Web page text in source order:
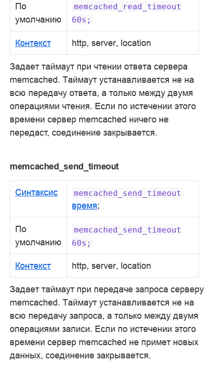
По
умолчанию
memcached_read_timeout
60s;
Контекст http, server, location
Задает таймаут при чтении ответа сервера
memcached. Таймаут устанавливается не на
всю передачу ответа, а только между двумя
операциями чтения. Если по истечении этого
времени сервер memcached ничего не
передаст, соединение закрывается.
memcached_send_timeout
Синтаксис memcached_send_timeout
время;
По
умолчанию
memcached_send_timeout
60s;
Контекст http, server, location
Задает таймаут при передаче запроса серверу
memcached. Таймаут устанавливается не на
всю передачу запроса, а только между двумя
операциями записи. Если по истечении этого
времени сервер memcached не примет новых
данных, соединение закрывается.